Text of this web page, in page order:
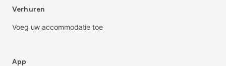
Verhuren
Voeg uw accommodatie toe
App